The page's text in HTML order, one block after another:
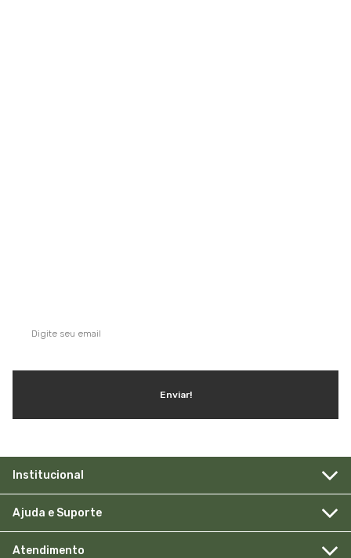
Enviar!
Institucional
Ajuda e Suporte
Atendimento